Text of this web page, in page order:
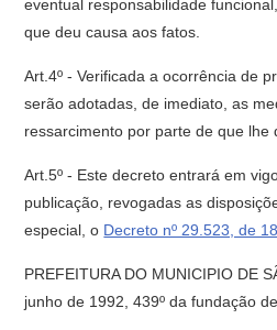
eventual responsabilidade
que deu causa aos fatos.
Art.4º - Verificada a ocorrência de
serão adotadas, de imediato, as
ressarcimento por parte de que lhe
Art.5º - Este decreto entrará em
publicação, revogadas as
especial, o Decreto nº 29.523, de
PREFEITURA DO MUNICIPIO DE
junho de 1992, 439º da fundação